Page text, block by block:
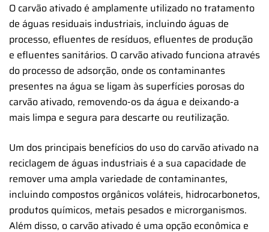
O carvão ativado é amplamente utilizado no tratamento
de águas residuais industriais, incluindo águas de
processo, efluentes de resíduos, efluentes de produção
e efluentes sanitários. O carvão ativado funciona através
do processo de adsorção, onde os contaminantes
presentes na água se ligam às superfícies porosas do
carvão ativado, removendo-os da água e deixando-a
mais limpa e segura para descarte ou reutilização.
Um dos principais benefícios do uso do carvão ativado na
reciclagem de águas industriais é a sua capacidade de
remover uma ampla variedade de contaminantes,
incluindo compostos orgânicos voláteis, hidrocarbonetos,
produtos químicos, metais pesados e microrganismos.
Além disso, o carvão ativado é uma opção econômica e